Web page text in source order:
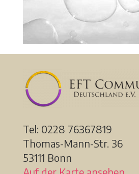
Tel: 0228 76367819
Thomas-Mann-Str. 36
53111 Bonn